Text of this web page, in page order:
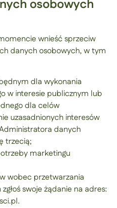
osobowych
wnieść sprzeciw
danych osobowych, w tym
dla wykonania
w interesie publicznym lub
dla celów
uzasadnionych interesów
danych
trzecią;
marketingu
wobec przetwarzania
swoje żądanie na adres: